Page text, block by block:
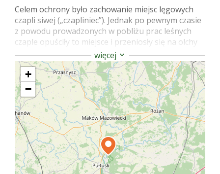
Celem ochrony było zachowanie miejsc lęgowych
czapli siwej („czapliniec”). Jednak po pewnym czasie
z powodu prowadzonych w pobliżu prac leśnych
czaple opuściły to miejsce i przeniosły się na olchy
stojące na mokradłach bliżej koryta Narwi i wsi
Pawłówek. Każdej wiosny zanim widok przesłoni
listowie, można zaobserwować na koronach drzew
kilkadziesiąt gniazd już obsadzonych przez czaple.
Nie zlikwidowano jednak rezerwatu ze względu na
walory przyrodnicze tego miejsca – drzewostanu
sosnowego pochodzenia naturalnego w wieku 140-
180 lat zachowanego w stanie niezmienionym, z
bogatą florą i fauną. Rezerwat położony jest w
obrębie wału nadrzecznego. Jest to teren o
zróżnicowanej falistej rzeźbie. Na terenie
więcej
+
−